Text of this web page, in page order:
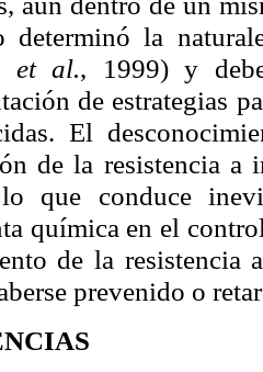
determinó la
et al., 1999) y
de estrategias
El
de la resistencia a
que conduce
química en el
de la resistencia
prevenido o